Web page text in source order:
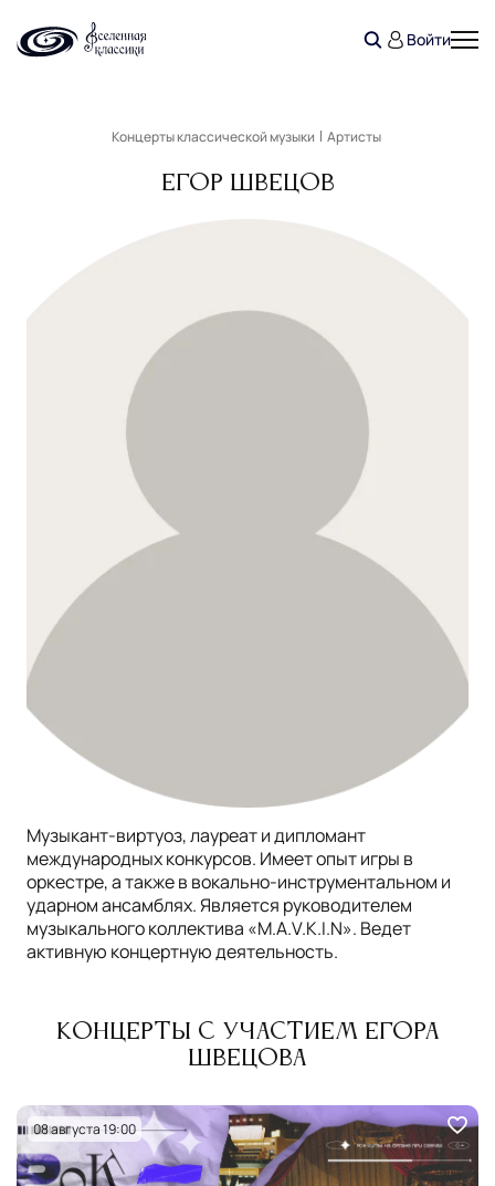
Войти
Концерты классической музыки Артисты
Егор Швецов
Музыкант-виртуоз, лауреат и дипломант
международных конкурсов. Имеет опыт игры в
оркестре, а также в вокально-инструментальном и
ударном ансамблях. Является руководителем
музыкального коллектива «M.A.V.K.I.N». Ведет
активную концертную деятельность.
Концерты с участием Егора
Швецова
08 августа 19:00